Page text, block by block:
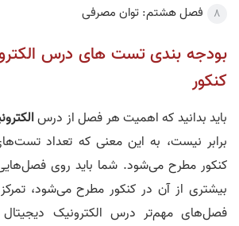
1403
فصل هشتم: توان مصرفی
بودجه بندی تست های درس
کنکور
باید بدانید که اهمیت هر فصل از درس
برابر نیست، به این معنی که تعداد
کنکور مطرح می‌شود. شما باید روی
بیشتری از آن در کنکور مطرح می‌شود،
فصل‌های مهم‌تر درس الکترونیک